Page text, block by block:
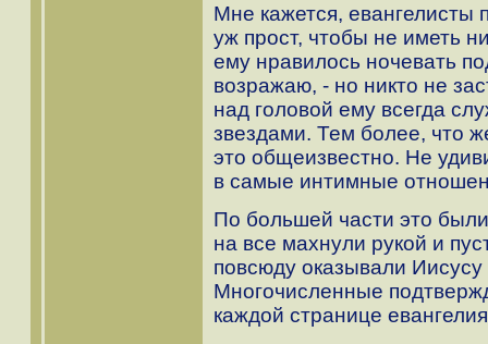
Мне кажется, евангелисты
уж прост, чтобы не иметь
ему нравилось ночевать
возражаю, - но никто не
над головой ему всегда
звездами. Тем более, что
это общеизвестно. Не
в самые интимные
По большей части это
на все махнули рукой и
повсюду оказывали
Многочисленные
каждой странице